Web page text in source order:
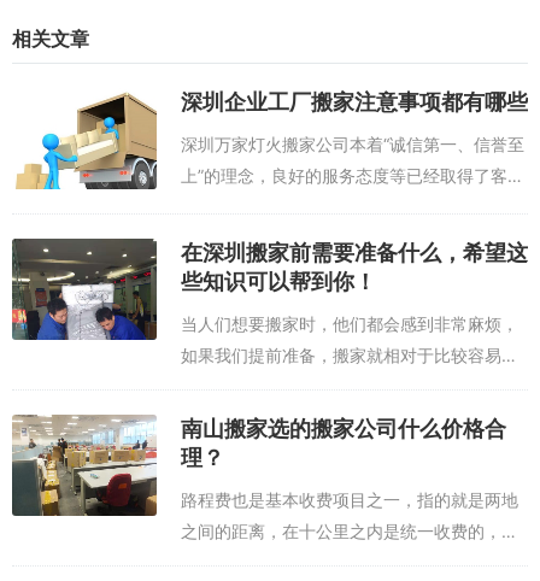
相关文章
深圳企业工厂搬家注意事项都有哪些
深圳万家灯火搬家公司本着“诚信第一、信誉至
上”的理念，良好的服务态度等已经取得了客户
公司全体上下定会竭尽全力做好本质工作！万
家灯火深圳搬家公司以最专业的搬家搬厂...
在深圳搬家前需要准备什么，希望这
些知识可以帮到你！
当人们想要搬家时，他们都会感到非常麻烦，
如果我们提前准备，搬家就相对于比较容易一
点了。那么，具体的在深圳搬家要准备些什么
呢？我们来与大家简要介绍一下。在要搬冰箱
前一天，冰箱插头拔掉，除霜以除去水，搬
南山搬家选的搬家公司什么价格合
理？
路程费也是基本收费项目之一，指的就是两地
之间的距离，在十公里之内是统一收费的，但
超出这个标准，每增加一公里就要加收费用